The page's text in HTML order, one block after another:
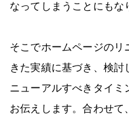
なってしまうことにもな
そこでホームページのリ
きた実績に基づき、検討
ニューアルすべきタイミ
お伝えします。合わせて